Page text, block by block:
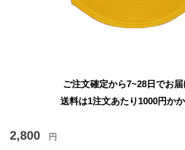
ご注文確定から7~28日でお
送料は1注文あたり 1000円か
2,800 円